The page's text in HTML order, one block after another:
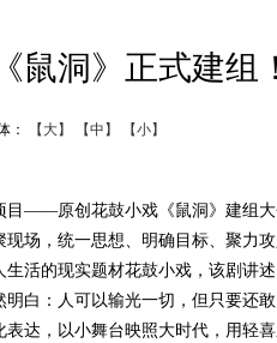
鼠洞》正式建组！
： 【大】 【中】 【小】
——原创花鼓小戏《鼠洞》建组大
场，统一思想、明确目标、聚力攻
的现实题材花鼓小戏，该剧讲
白：人可以输光一切，但只要还
达，以小舞台映照大时代，用轻